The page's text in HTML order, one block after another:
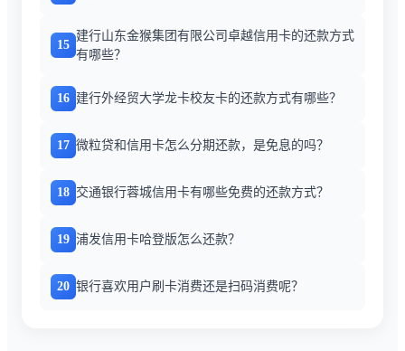
15
建行山东金猴集团有限公司卓越信用卡的还款方式
有哪些？
16 建行外经贸大学龙卡校友卡的还款方式有哪些？
17 微粒贷和信用卡怎么分期还款，是免息的吗？
18 交通银行蓉城信用卡有哪些免费的还款方式？
19 浦发信用卡哈登版怎么还款？
20 银行喜欢用户刷卡消费还是扫码消费呢？